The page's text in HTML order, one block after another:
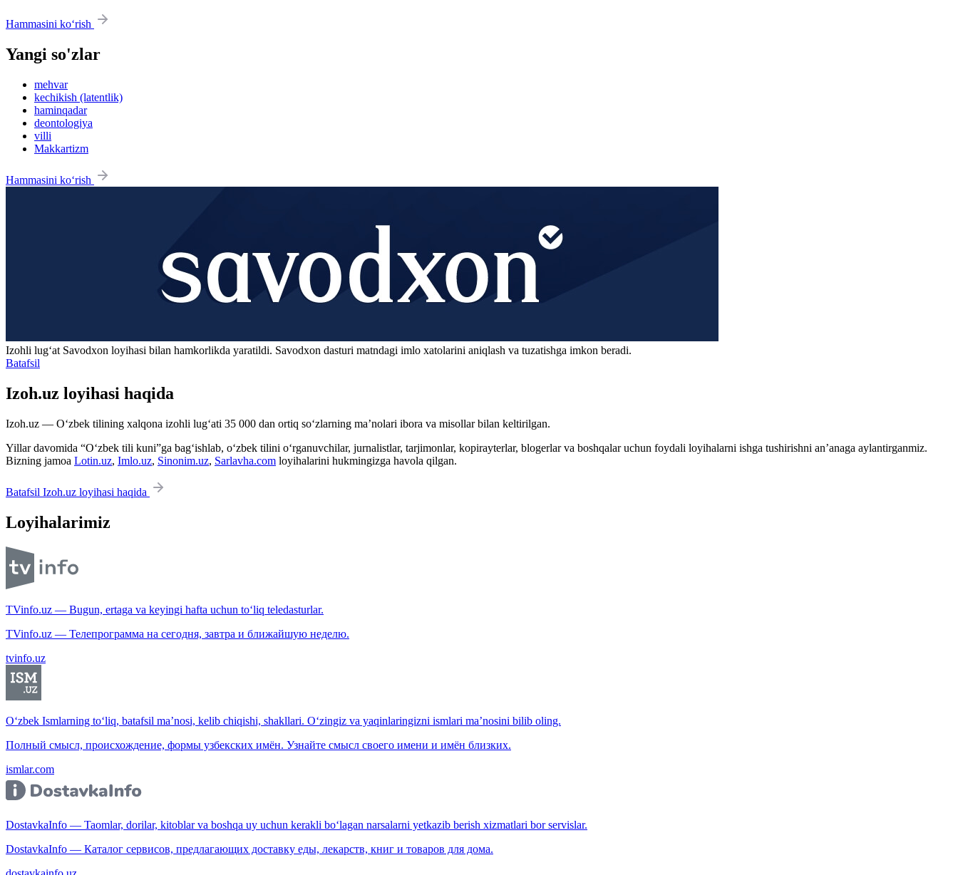
Hammasini ko‘rish
Yangi so'zlar
mehvar
kechikish (latentlik)
haminqadar
deontologiya
villi
Makkartizm
Hammasini ko‘rish
Izohli lugʻat Savodxon loyihasi bilan hamkorlikda yaratildi. Savodxon dasturi matndagi imlo xatolarini aniqlash va tuzatishga imkon beradi.
Batafsil
Izoh.uz loyihasi haqida
Izoh.uz — O‘zbek tilining xalqona izohli lug‘ati 35 000 dan ortiq so‘zlarning ma’nolari ibora va misollar bilan keltirilgan.
Yillar davomida “O‘zbek tili kuni”ga bag‘ishlab, o‘zbek tilini o‘rganuvchilar, jurnalistlar, tarjimonlar, kopirayterlar, blogerlar va boshqalar uchun foydali loyihalarni ishga tushirishni an’anaga aylantirganmiz.
Bizning jamoa Lotin.uz, Imlo.uz, Sinonim.uz, Sarlavha.com loyihalarini hukmingizga havola qilgan.
Batafsil Izoh.uz loyihasi haqida
Loyihalarimiz
TVinfo.uz — Bugun, ertaga va keyingi hafta uchun to‘liq teledasturlar.
TVinfo.uz — Телепрограмма на сегодня, завтра и ближайшую неделю.
tvinfo.uz
O‘zbek Ismlarning to‘liq, batafsil ma’nosi, kelib chiqishi, shakllari. O‘zingiz va yaqinlaringizni ismlari ma’nosini bilib oling.
Полный смысл, происхождение, формы узбекских имён. Узнайте смысл своего имени и имён близких.
ismlar.com
DostavkaInfo — Taomlar, dorilar, kitoblar va boshqa uy uchun kerakli bo‘lagan narsalarni yetkazib berish xizmatlari bor servislar.
DostavkaInfo — Каталог сервисов, предлагающих доставку еды, лекарств, книг и товаров для дома.